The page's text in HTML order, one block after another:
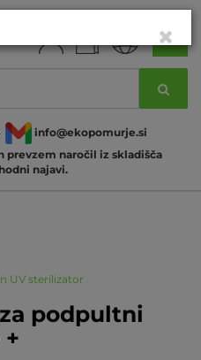
info@ekopomurje.si
prevzem naročil iz skladišča
najavi.
UV sterilizator
podpultni